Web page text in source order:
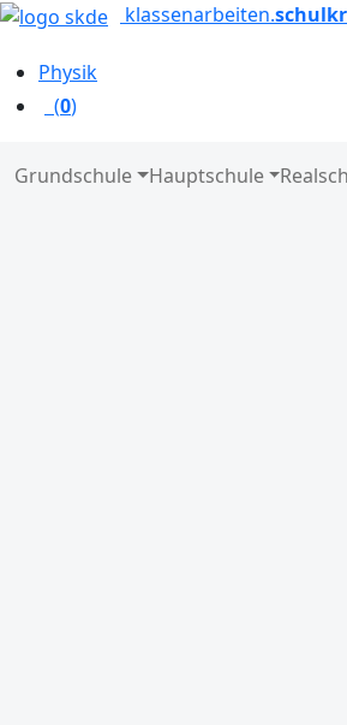
klassenarbeiten.
Physik
(0)
Grundschule Hauptschule